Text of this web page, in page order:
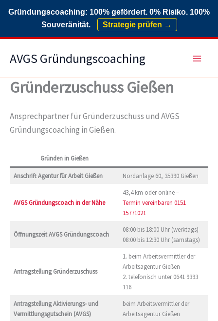
Gründungscoaching: 100% gefördert. 0% Risiko. 100%
Souveränität.
Strategie prüfen →
InhaltAVGS Gründungscoaching
Gründerzuschuss Gießen
Ansprechpartner für Gründerzuschuss und AVGS
Gründungscoaching in Gießen.
Gründen in Gießen
Anschrift Agentur für Arbeit Gießen Nordanlage 60, 35390 Gießen
AVGS Gründungscoach in der Nähe
43,4 km oder online –
Termin vereinbaren 0151
15771021
Öffnungszeit AVGS Gründungscoach
08:00 bis 18:00 Uhr (werktags)
08:00 bis 12:30 Uhr (samstags)
Antragstellung Gründerzuschuss
1. beim Arbeitsvermittler der
Arbeitsagentur Gießen
2. telefonisch unter 0641 9393
116
Antragstellung Aktivierungs- und
Vermittlungsgutschein (AVGS)
beim Arbeitsvermittler der
Arbeitsagentur Gießen